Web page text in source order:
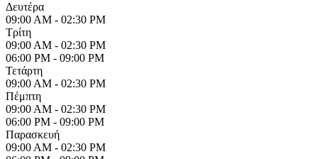
Δευτέρα
09:00 AM - 02:30 PM
Τρίτη
09:00 AM - 02:30 PM
06:00 PM - 09:00 PM
Τετάρτη
09:00 AM - 02:30 PM
Πέμπτη
09:00 AM - 02:30 PM
06:00 PM - 09:00 PM
Παρασκευή
09:00 AM - 02:30 PM